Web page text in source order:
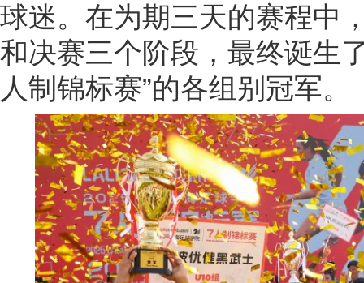
球迷。在为期三天的赛程中
和决赛三个阶段，最终诞生
人制锦标赛”的各组别冠军。